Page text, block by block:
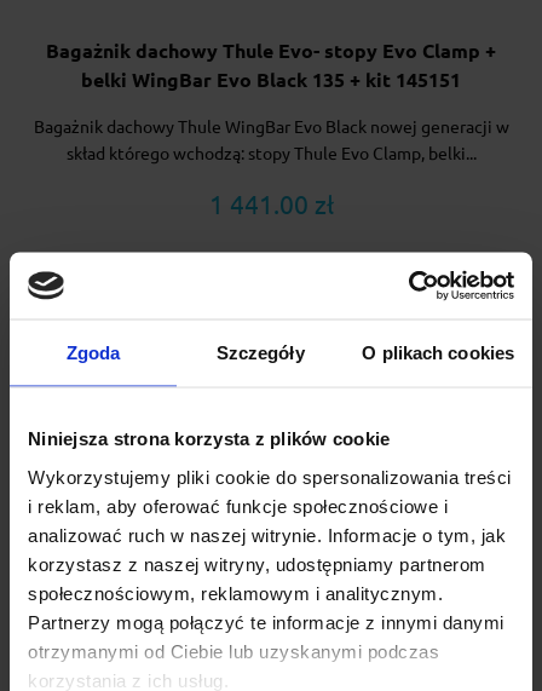
Zgoda Szczegóły O plikach cookies
Niniejsza strona korzysta z plików cookie
Wykorzystujemy pliki cookie do spersonalizowania treści
i reklam, aby oferować funkcje społecznościowe i
analizować ruch w naszej witrynie. Informacje o tym, jak
korzystasz z naszej witryny, udostępniamy partnerom
społecznościowym, reklamowym i analitycznym.
Partnerzy mogą połączyć te informacje z innymi danymi
otrzymanymi od Ciebie lub uzyskanymi podczas
korzystania z ich usług.
Bagażnik dachowy Thule Evo- stopy Evo Clamp +
belki WingBar Evo Black 135 + kit 145151
Bagażnik dachowy Thule WingBar Evo Black nowej generacji w
skład którego wchodzą: stopy Thule Evo Clamp, belki...
1 441.00 zł
Bagażnik dachowy Thule Evo- stopy Evo Clamp +
belki WingBar Evo Black 135 + kit 145363